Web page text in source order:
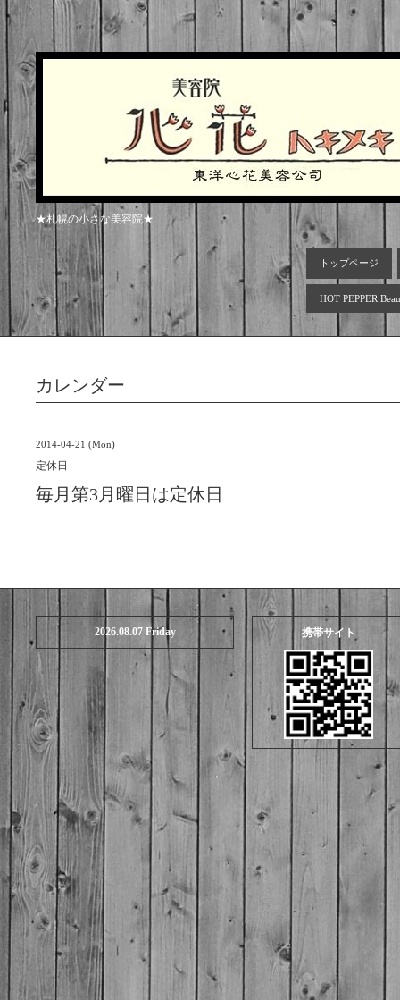
★札幌の小さな美容院★
トップページ
HOT PEPPER
カレンダー
2014-04-21 (Mon)
定休日
毎月第3月曜日は定休日
2026.08.07 Friday 携帯サイト